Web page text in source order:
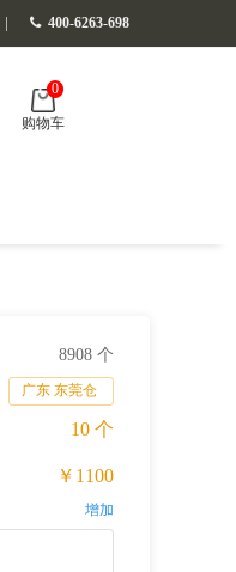
400-6263-698
购物车
0
8908 个
广东 东莞仓
10 个
￥1100
增加